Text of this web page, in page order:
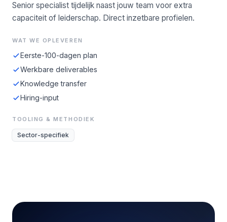
Senior specialist tijdelijk naast jouw team voor extra
capaciteit of leiderschap. Direct inzetbare profielen.
WAT WE OPLEVEREN
Eerste-100-dagen plan
Werkbare deliverables
Knowledge transfer
Hiring-input
TOOLING & METHODIEK
Sector-specifiek